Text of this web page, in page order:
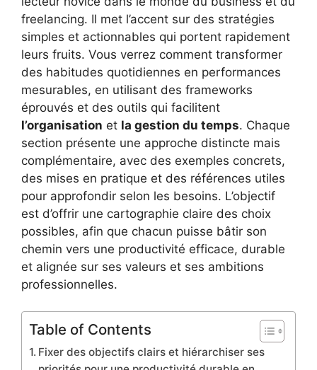
freelancing. Il met l’accent sur des stratégies
simples et actionnables qui portent rapidement
leurs fruits. Vous verrez comment transformer
des habitudes quotidiennes en performances
mesurables, en utilisant des frameworks
éprouvés et des outils qui facilitent
l’organisation et la gestion du temps. Chaque
section présente une approche distincte mais
complémentaire, avec des exemples concrets,
des mises en pratique et des références utiles
pour approfondir selon les besoins. L’objectif
est d’offrir une cartographie claire des choix
possibles, afin que chacun puisse bâtir son
chemin vers une productivité efficace, durable
et alignée sur ses valeurs et ses ambitions
professionnelles.
Table of Contents
Fixer des objectifs clairs et hiérarchiser ses